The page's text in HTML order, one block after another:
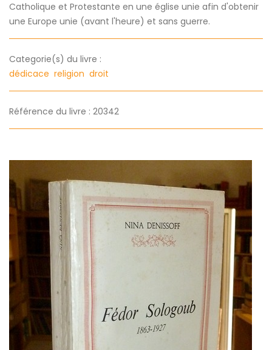
Catholique et Protestante en une église unie afin d'obtenir
une Europe unie (avant l'heure) et sans guerre.
Categorie(s) du livre :
dédicace religion droit
Référence du livre : 20342